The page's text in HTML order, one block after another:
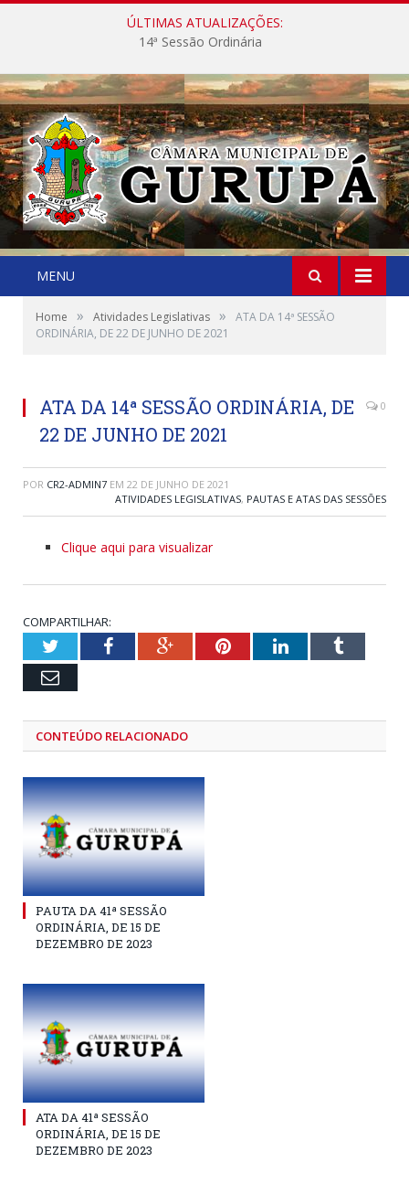
ÚLTIMAS ATUALIZAÇÕES:
14ª Sessão Ordinária
MENU
Home » Atividades Legislativas »
ATA DA 14ª SESSÃO
ORDINÁRIA, DE 22 DE JUNHO DE 2021
ATA DA 14ª SESSÃO ORDINÁRIA, DE
22 DE JUNHO DE 2021
0
POR CR2-ADMIN7 EM 22 DE JUNHO DE 2021
ATIVIDADES LEGISLATIVAS, PAUTAS E ATAS DAS SESSÕES
Clique aqui para visualizar
COMPARTILHAR:
TwitterFacebookGoogle+PinterestLinkedInTumblr
Email
CONTEÚDO RELACIONADO
PAUTA DA 41ª SESSÃO
ORDINÁRIA, DE 15 DE
DEZEMBRO DE 2023
ATA DA 41ª SESSÃO
ORDINÁRIA, DE 15 DE
DEZEMBRO DE 2023